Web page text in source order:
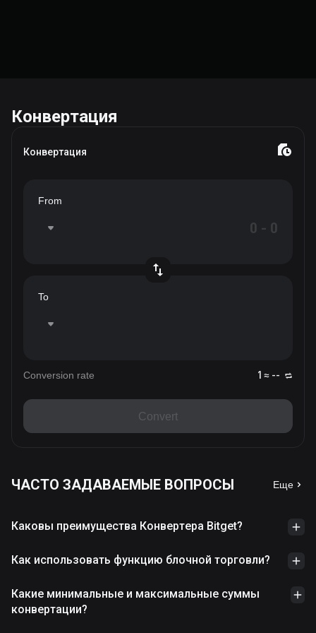
Конвертация
Конвертация
From
To
Conversion rate 1 ≈ --
Convert
ЧАСТО ЗАДАВАЕМЫЕ ВОПРОСЫ Еще
Каковы преимущества Конвертера Bitget?
Как использовать функцию блочной торговли?
Какие минимальные и максимальные суммы
конвертации?